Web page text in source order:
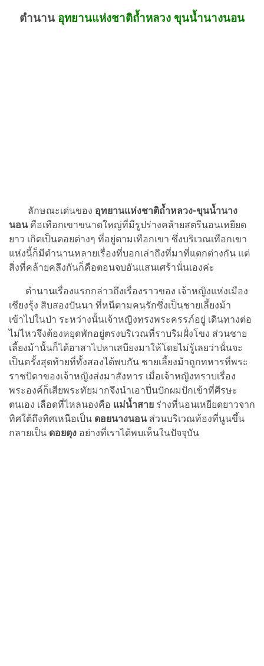
ตำนาน อุทยานแห่งชาติถ้ำหลวง ขุนน้ำนางนอน
ลักษณะเด่นของ อุทยานแห่งชาติถ้ำหลวง-ขุนน้ำนาง
นอนคือเทือกเขาขนาดใหญ่ที่มีรูปร่างคล้ายสตรีนอนเหยียด
ยาว เกิดเป็นดอยต่างๆ ที่อยู่ตามเทือกเขา ซึ่งบริเวณเทือกเขา
แห่งนี้ก็มีตำนานหลายเรื่องที่บอกเล่าถึงที่มาที่แตกต่างกัน แต่
สิ่งที่คล้ายคลึงกันก็คือตอนจบอันแสนเศร้านั่นเองค่ะ
ตำนานเรื่องแรกกล่าวถึงเรื่องราวของ เจ้าหญิงแห่งเมือง
เชียงรุ้ง สิบสองปันนา ที่หนีตามคนรักซึ่งเป็นชายเลี้ยงม้า
เข้าไปในป่า ระหว่างนั้นเจ้าหญิงทรงพระครรภ์อยู่ เดินทางต่อ
ไม่ไหวจึงต้องหยุดพักอยู่ตรงบริเวณที่ราบริมฝั่งโขง ส่วนชาย
เลี้ยงม้านั้นก็ได้อาสาไปหาเสบียงมาให้โดยไม่รู้เลยว่านั่นจะ
เป็นครั้งสุดท้ายที่ทั้งสองได้พบกัน ชายเลี้ยงม้าถูกทหารที่พระ
ราชบิดาของเจ้าหญิงส่งมาสังหาร เมื่อเจ้าหญิงทราบเรื่อง
พระองค์ก็เสียพระทัยมากจึงนำเอาปิ่นปักผมปักเข้าที่ศีรษะ
ตนเอง เลือดที่ไหลนองคือ แม่น้ำสาย ร่างที่นอนเหยียดยาวจาก
ทิศใต้ถึงทิศเหนือเป็น ดอยนางนอนส่วนบริเวณท้องที่นูนขึ้น
กลายเป็น ดอยตุง อย่างที่เราได้พบเห็นในปัจจุบัน